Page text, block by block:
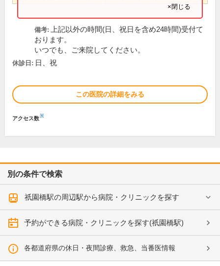
×閉じる
備考:
上記以外の時間(日、祝日を含め24時間)受付て
おります。
いつでも、ご来院してください。
休診日: 日、祝
この医院の詳細をみる
アクセス数※
別の条件で検索
祇園橋駅の周辺駅から病院・クリニックを探す
予約ができる病院・クリニックを探す(祇園橋駅)
各都道府県の休日・夜間診療、救急、当番医情報